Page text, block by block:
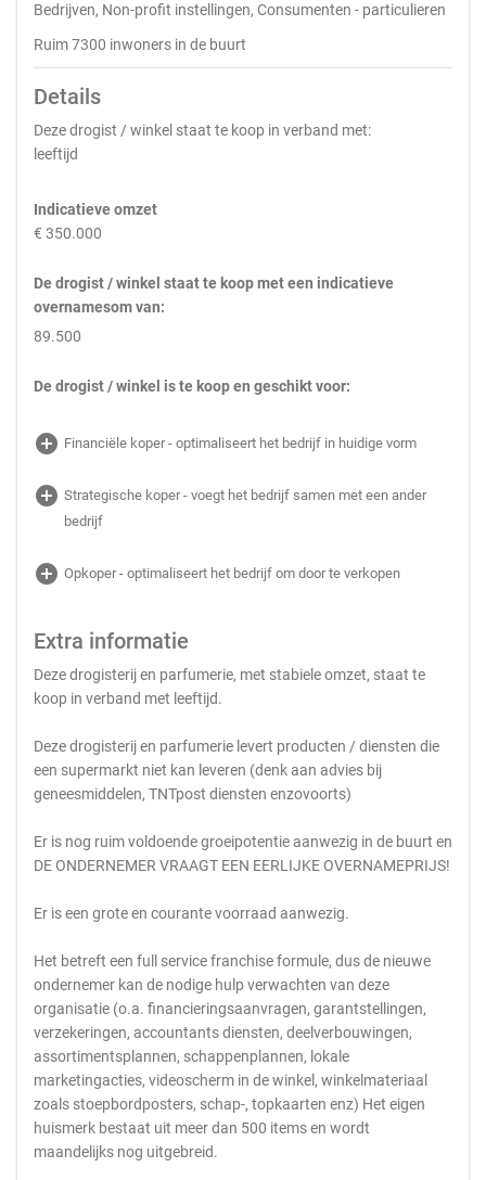
Bedrijven, Non-profit instellingen, Consumenten - particulieren
Ruim 7300 inwoners in de buurt
Details
Deze drogist / winkel staat te koop in verband met:
leeftijd
Indicatieve omzet
€ 350.000
De drogist / winkel staat te koop met een indicatieve
overnamesom van:
89.500
De drogist / winkel is te koop en geschikt voor:
add_circle Financiële koper - optimaliseert het bedrijf in huidige vorm
add_circle Strategische koper - voegt het bedrijf samen met een ander
bedrijf
add_circle Opkoper - optimaliseert het bedrijf om door te verkopen
Extra informatie
Deze drogisterij en parfumerie, met stabiele omzet, staat te
koop in verband met leeftijd.
Deze drogisterij en parfumerie levert producten / diensten die
een supermarkt niet kan leveren (denk aan advies bij
geneesmiddelen, TNTpost diensten enzovoorts)
Er is nog ruim voldoende groeipotentie aanwezig in de buurt en
DE ONDERNEMER VRAAGT EEN EERLIJKE OVERNAMEPRIJS!
Er is een grote en courante voorraad aanwezig.
Het betreft een full service franchise formule, dus de nieuwe
ondernemer kan de nodige hulp verwachten van deze
organisatie (o.a. financieringsaanvragen, garantstellingen,
verzekeringen, accountants diensten, deelverbouwingen,
assortimentsplannen, schappenplannen, lokale
marketingacties, videoscherm in de winkel, winkelmateriaal
zoals stoepbordposters, schap-, topkaarten enz) Het eigen
huismerk bestaat uit meer dan 500 items en wordt
maandelijks nog uitgebreid.